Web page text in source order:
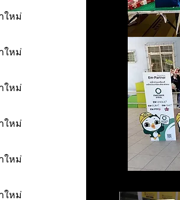
ใหม่
ใหม่
ใหม่
ใหม่
ใหม่
ใหม่